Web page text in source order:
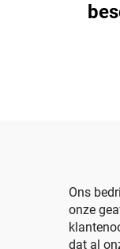
Ons
onze
dat al